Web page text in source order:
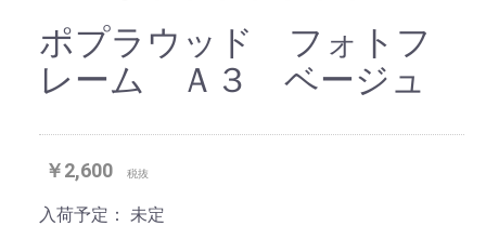
ポプラウッド フォトフ
レーム Ａ３ ベージュ
￥2,600 税抜
入荷予定： 未定